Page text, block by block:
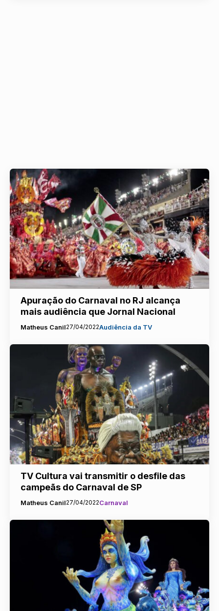
Apuração do Carnaval no RJ alcança
mais audiência que Jornal Nacional
Matheus Canil27/04/2022Audiência da TV
TV Cultura vai transmitir o desfile das
campeãs do Carnaval de SP
Matheus Canil27/04/2022Carnaval